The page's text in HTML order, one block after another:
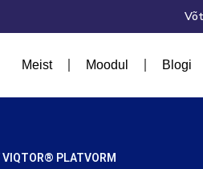
Meist Moodul Blogi
VIQTOR® PLATVORM